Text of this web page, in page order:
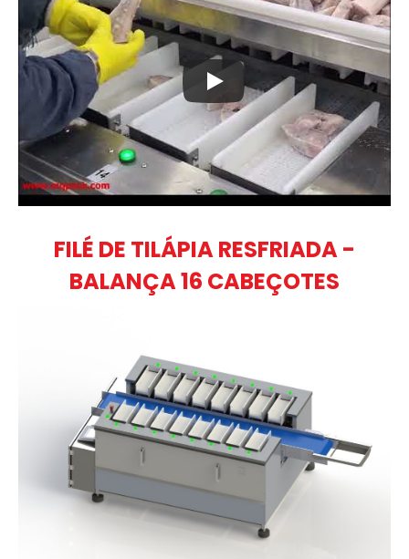
FILÉ DE TILÁPIA RESFRIADA -
BALANÇA 16 CABEÇOTES